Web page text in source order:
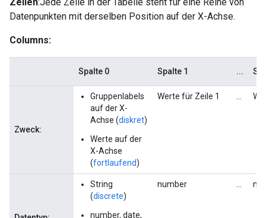
Datenpunkten mit derselben Position auf der X-Achse.
Columns:
Spalte 0 Spalte 1 ...
Zweck:
Gruppenlabels
auf der X-
Achse (diskret)
Werte auf der
X-Achse
(fortlaufend)
Werte für Zeile 1
String
(discrete)
number, date,
number